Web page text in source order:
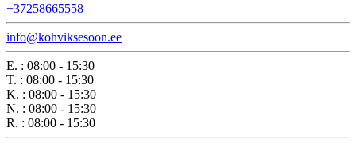
+37258665558
info@kohviksesoon.ee
E. : 08:00 - 15:30
T. : 08:00 - 15:30
K. : 08:00 - 15:30
N. : 08:00 - 15:30
R. : 08:00 - 15:30